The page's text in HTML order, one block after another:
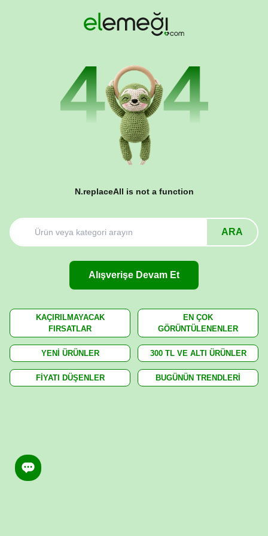
N.replaceAll is not a function
ARA
Alışverişe Devam Et
KAÇIRILMAYACAK
FIRSATLAR
EN ÇOK
GÖRÜNTÜLENENLER
YENİ ÜRÜNLER 300 TL VE ALTI ÜRÜNLER
FİYATI DÜŞENLER BUGÜNÜN TRENDLERİ